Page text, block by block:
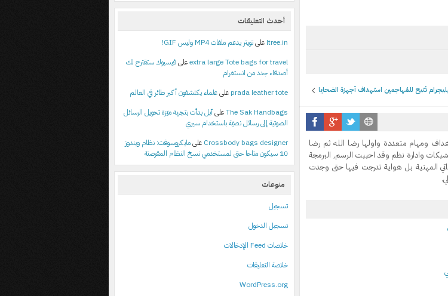
أحدث التعليقات
ltree.inعلىتويتر يدعم ملفات MP4 وليس GIF!
extra large Tote bags for travelعلىفيسبوك ستقترح لك
أصدقاء جدد من انستغرام
prada leather toteعلىعلماء يكتشفون أكبر طائر في العالم
The Sak Handbagsعلىآبل بدأت بتجربة ميّزة تحويل الرسائل
الصوتية إلى رسائل نصيّة باستخدام سيري
Crossbody bags designer علىمايكروسوفت: نظام ويندوز
10 سيكون متاحا حتى لمستخدمي نسخ النظام المقرصنة
منوعات
تسجيل
تسجيل الدخول
خلاصات Feed الإدخالات
خلاصة التعليقات
WordPress.org
تُتيح للمُهاجمين استهداف أجهزة الضحايا
ومهام متعددة واولها رضا الله ثم رضا
وادارة نظم وقد احببت الرسم, البرمجة
المهنية بل هواية تدرجت فيها حتى وجدت